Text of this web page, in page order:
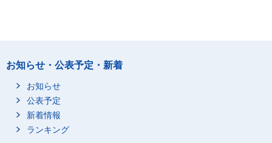
お知らせ・公表予定・新着
お知らせ
公表予定
新着情報
ランキング